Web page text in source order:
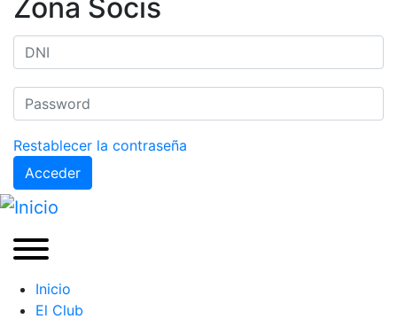
Zona Socis
Restablecer la contraseña
Acceder
Inicio
El Club